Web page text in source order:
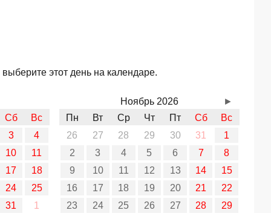
этот день на календаре.
Сб
Вс
3
4
10
11
17
18
24
25
31
1
Ноябрь 2026
Пн
Вт Ср Чт Пт Сб
Вс
26
27 28 29 30 31
1
2
3 4 5 6 7
8
9
10 11 12 13 14
15
16
17 18 19 20 21
22
23
24 25 26 27 28
29
►